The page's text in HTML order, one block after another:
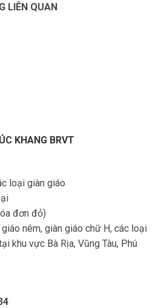
LIÊN QUAN
KHANG BRVT
loại giàn giáo
đơn đỏ)
nêm, giàn giáo chữ H, các loại
khu vực Bà Rịa, Vũng Tàu, Phú